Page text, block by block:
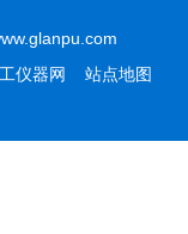
仪器网 站点地图